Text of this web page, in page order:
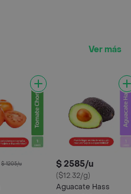
Ver más
$ 1205/u $ 2585/u
($12.32/g)
Aguacate Hass